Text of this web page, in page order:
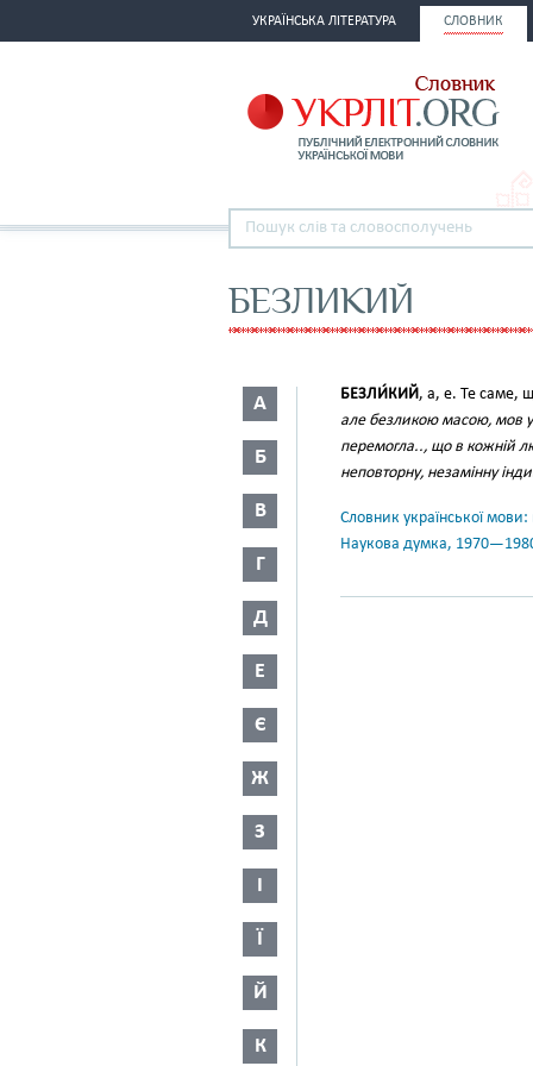
УКРАЇНСЬКА ЛІТЕРАТУРА СЛОВНИК
БЕЗЛИКИЙ
А
Б
В
Г
Д
Е
Є
Ж
З
І
Ї
Й
К
БЕЗЛИ́КИЙ, а, е. Те саме,
але безликою масою, мов у
перемогла.., що в кожній
неповторну, незамінну
Словник української
Наукова думка,